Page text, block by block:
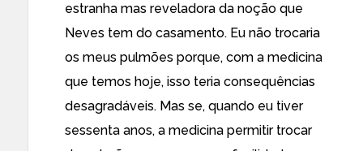
estranha mas reveladora da noção que
Neves tem do casamento. Eu não trocaria
os meus pulmões porque, com a medicina
que temos hoje, isso teria consequências
desagradáveis. Mas se, quando eu tiver
sessenta anos, a medicina permitir trocar